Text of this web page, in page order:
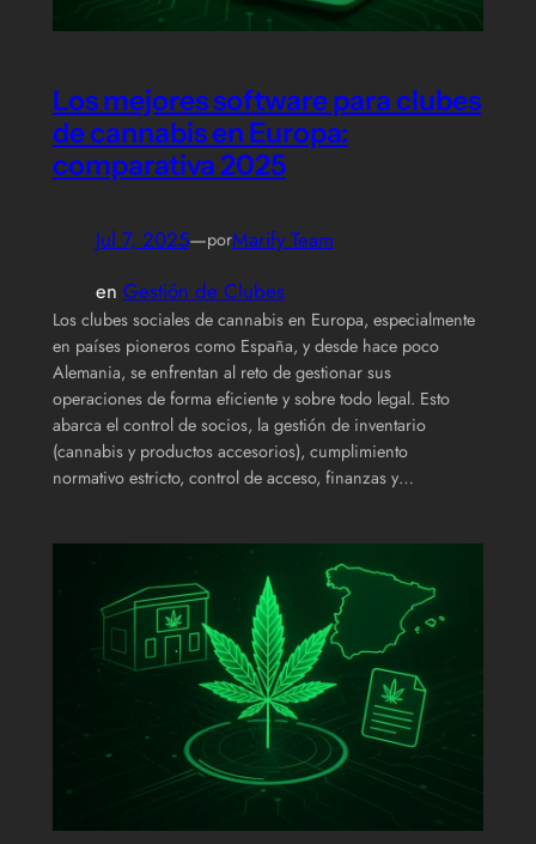
Los mejores software para clubes
de cannabis en Europa:
comparativa 2025
Jul 7, 2025—porMarify Team
en Gestión de Clubes
Los clubes sociales de cannabis en Europa, especialmente
en países pioneros como España, y desde hace poco
Alemania, se enfrentan al reto de gestionar sus
operaciones de forma eficiente y sobre todo legal. Esto
abarca el control de socios, la gestión de inventario
(cannabis y productos accesorios), cumplimiento
normativo estricto, control de acceso, finanzas y…